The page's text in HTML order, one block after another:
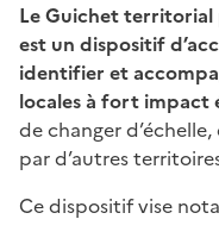
Le Guichet territorial
est un dispositif
identifier et
locales à fort impact
de changer d’échelle,
par d’autres
Ce dispositif vise